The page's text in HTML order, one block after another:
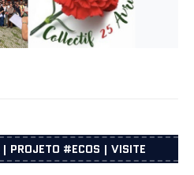
| PROJETO #ECOS | VISITE